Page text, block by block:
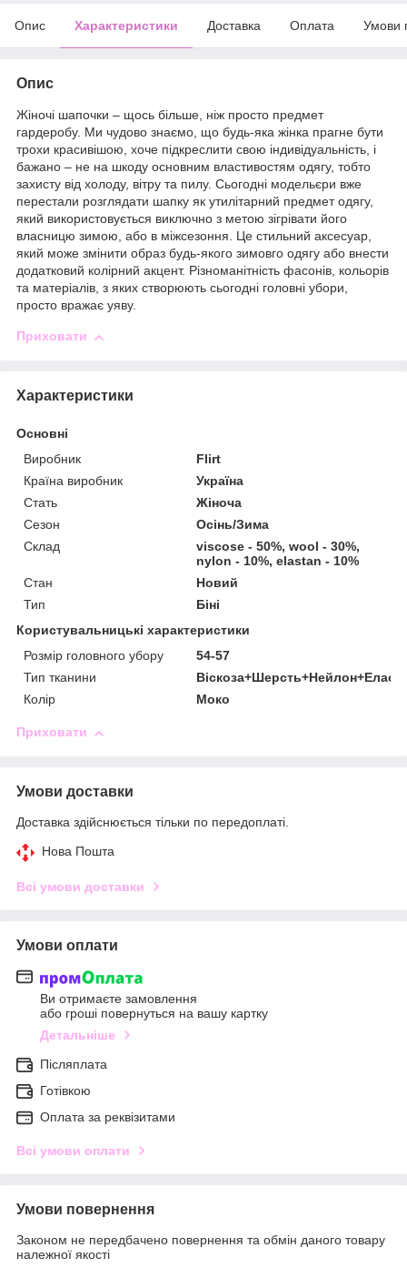
Опис Характеристики Доставка Оплата Умови
Опис
Жіночі шапочки – щось більше, ніж просто предмет
гардеробу. Ми чудово знаємо, що будь-яка жінка прагне бути
трохи красивішою, хоче підкреслити свою індивідуальність, і
бажано – не на шкоду основним властивостям одягу, тобто
захисту від холоду, вітру та пилу. Сьогодні модельєри вже
перестали розглядати шапку як утилітарний предмет одягу,
який використовується виключно з метою зігрівати його
власницю зимою, або в міжсезоння. Це стильний аксесуар,
який може змінити образ будь-якого зимовго одягу або внести
додатковий колірний акцент. Різноманітність фасонів, кольорів
та матеріалів, з яких створюють сьогодні головні убори,
просто вражає уяву.
Приховати
Характеристики
Основні
Виробник
Flirt
Країна виробник
Україна
Стать
Жіноча
Сезон
Осінь/Зима
Склад
viscose - 50%, wool - 30%,
nylon - 10%, elastan - 10%
Стан
Новий
Тип
Біні
Користувальницькі характеристики
Розмір головного убору
54-57
Тип тканини
Колір
Моко
Приховати
Умови доставки
Доставка здійснюється тільки по передоплаті.
Нова Пошта
Всі умови доставки
Умови оплати
Ви отримаєте замовлення
або гроші повернуться на вашу картку
Детальніше
Післяплата
Готівкою
Оплата за реквізитами
Всі умови оплати
Умови повернення
Законом не передбачено повернення та обмін даного товару
належної якості